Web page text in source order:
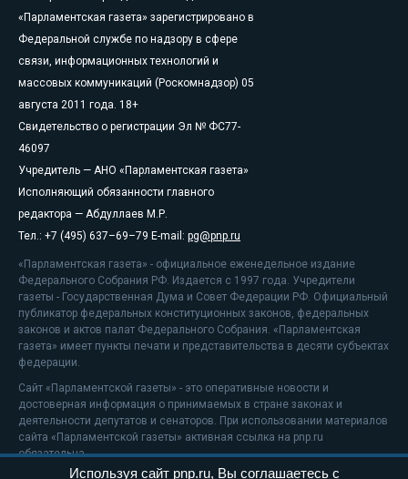
«Парламентская газета» зарегистрировано в
Федеральной службе по надзору в сфере
связи, информационных технологий и
массовых коммуникаций (Роскомнадзор) 05
августа 2011 года. 18+
Свидетельство о регистрации Эл № ФС77-
46097
Учредитель — АНО «Парламентская газета»
Исполняющий обязанности главного
редактора — Абдуллаев М.Р.
Тел.: +7 (495) 637–69–79 E-mail: pg@pnp.ru
«Парламентская газета» - официальное еженедельное издание
Федерального Собрания РФ. Издается с 1997 года. Учредители
газеты - Государственная Дума и Совет Федерации РФ. Официальный
публикатор федеральных конституционных законов, федеральных
законов и актов палат Федерального Собрания. «Парламентская
газета» имеет пункты печати и представительства в десяти субъектах
федерации.
Сайт «Парламентской газеты» - это оперативные новости и
достоверная информация о принимаемых в стране законах и
деятельности депутатов и сенаторов. При использовании материалов
сайта «Парламентской газеты» активная ссылка на pnp.ru
обязательна.
Используя сайт pnp.ru, Вы соглашаетесь с